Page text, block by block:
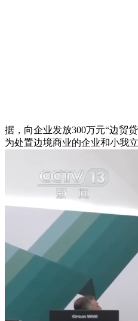
据，向企业发放300万元“边贸贷
为处置边境商业的企业和小我